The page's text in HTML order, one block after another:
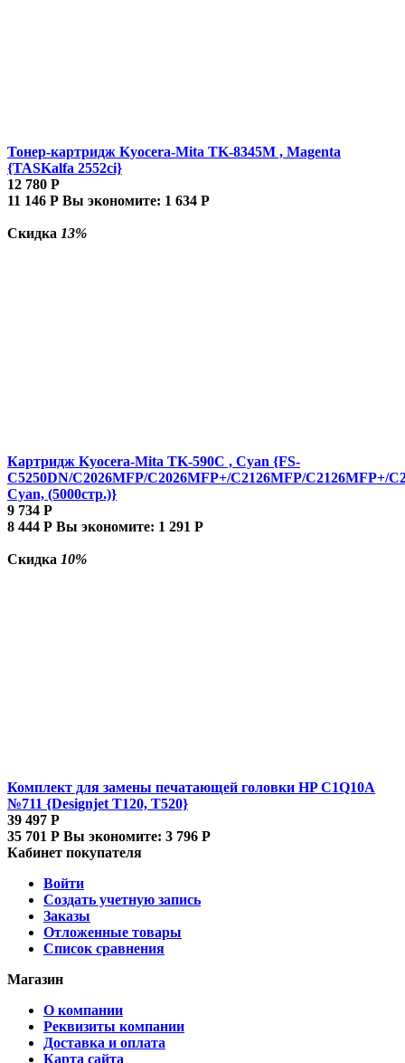
Тонер-картридж Kyocera-Mita TK-8345M , Magenta
{TASKalfa 2552ci}
12 780 Р
11 146 Р Вы экономите: 1 634 Р
Скидка 13%
Картридж Kyocera-Mita TK-590C , Cyan {FS-
C5250DN/C2026MFP/C2026MFP+/C2126MFP/C2126MFP+/
Cyan, (5000стр.)}
9 734 Р
8 444 Р Вы экономите: 1 291 Р
Скидка 10%
Комплект для замены печатающей головки HP C1Q10A
№711 {Designjet T120, T520}
39 497 Р
35 701 Р Вы экономите: 3 796 Р
Кабинет покупателя
Войти
Создать учетную запись
Заказы
Отложенные товары
Список сравнения
Магазин
О компании
Реквизиты компании
Доставка и оплата
Карта сайта